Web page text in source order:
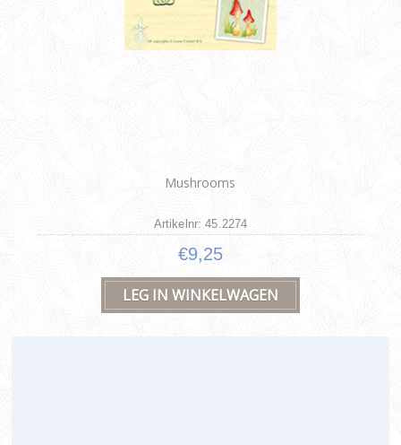
Mushrooms
Artikelnr: 45.2274
€9,25